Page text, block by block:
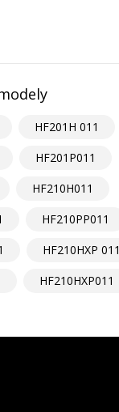
HF201H 011
HF201P011
HF210H011
HF210PP011
HF210HXP 011
HF210HXP011